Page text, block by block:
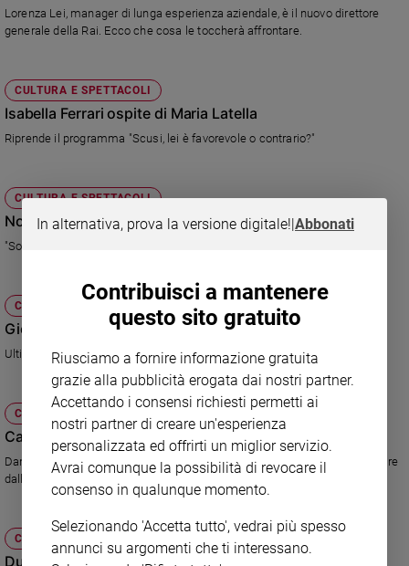
Diversità
e
Costume
Cultura
e
spettacoli
2026
Cinema,
Tv
Libri
Musica
Arte
Famiglia
ed
educazione
Genitori
e
Coppia
Scuola
Lorenza Lei, manager di lunga esperienza aziendale, è il nuovo direttore
generale della Rai. Ecco che cosa le toccherà affrontare.
CULTURA E SPETTACOLI
Isabella Ferrari ospite di Maria Latella
Riprende il programma "Scusi, lei è favorevole o contrario?"
CULTURA E SPETTACOLI
Nove mesi di attesa
"Sonia è incinta" racconta una gravidanza passo dopo passo
CULTURA E SPETTACOLI
Gioele Dix ospite di Maria Latella
Ultima puntata per il programma "Scusi, lei è favorevole o contrario'"
CULTURA E SPETTACOLI
Carlà, un'analisi della premiére dame
Daniele Protti e i suoi ospiti raccontano la vita delle donne di oggi. A partire
dalla Bruni.
CULTURA E SPETTACOLI
Due donne e uno chef per nuove ricette
In alternativa, prova la versione digitale!|Abbonati
Contribuisci a mantenere
questo sito gratuito
Riusciamo a fornire informazione gratuita
grazie alla pubblicità erogata dai nostri partner.
Accettando i consensi richiesti permetti ai
nostri partner di creare un'esperienza
personalizzata ed offrirti un miglior servizio.
Avrai comunque la possibilità di revocare il
consenso in qualunque momento.
Selezionando 'Accetta tutto', vedrai più spesso
annunci su argomenti che ti interessano.